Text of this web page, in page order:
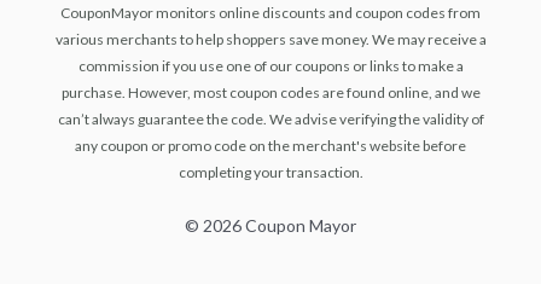
CouponMayor monitors online discounts and coupon codes from
various merchants to help shoppers save money. We may receive a
commission if you use one of our coupons or links to make a
purchase. However, most coupon codes are found online, and we
can’t always guarantee the code. We advise verifying the validity of
any coupon or promo code on the merchant's website before
completing your transaction.
© 2026 Coupon Mayor